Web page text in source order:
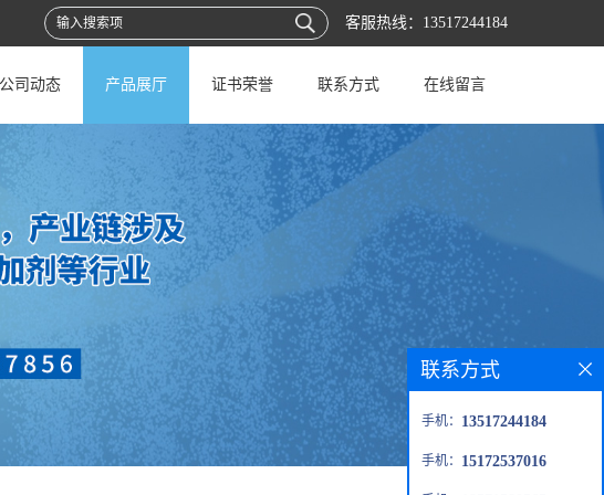
客服热线： 13517244184
公司动态 产品展厅 证书荣誉 联系方式 在线留言
联系方式
手机： 13517244184
手机： 15172537016